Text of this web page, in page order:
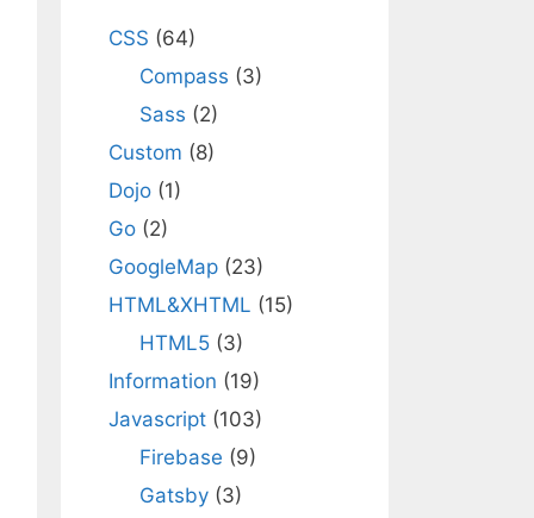
CSS (64)
Compass (3)
Sass (2)
Custom (8)
Dojo (1)
Go (2)
GoogleMap (23)
HTML&XHTML (15)
HTML5(3)
Information (19)
Javascript (103)
Firebase (9)
Gatsby(3)